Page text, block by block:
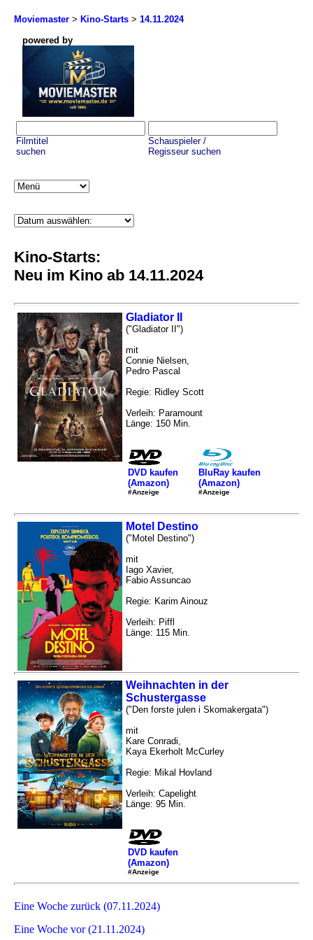
Moviemaster > Kino-Starts > 14.11.2024
powered by
Filmtitel
suchen
Schauspieler /
Regisseur suchen
Kino-Starts:
Neu im Kino ab 14.11.2024
Gladiator II
("Gladiator II")
mit
Connie Nielsen,
Pedro Pascal
Regie: Ridley Scott
Verleih: Paramount
Länge: 150 Min.
DVD kaufen
(Amazon)
#Anzeige
BluRay kaufen
(Amazon)
#Anzeige
Motel Destino
("Motel Destino")
mit
Iago Xavier,
Fabio Assuncao
Regie: Karim Ainouz
Verleih: Piffl
Länge: 115 Min.
Weihnachten in der
Schustergasse
("Den forste julen i Skomakergata")
mit
Kare Conradi,
Kaya Ekerholt McCurley
Regie: Mikal Hovland
Verleih: Capelight
Länge: 95 Min.
DVD kaufen
(Amazon)
#Anzeige
Eine Woche zurück (07.11.2024)
Eine Woche vor (21.11.2024)